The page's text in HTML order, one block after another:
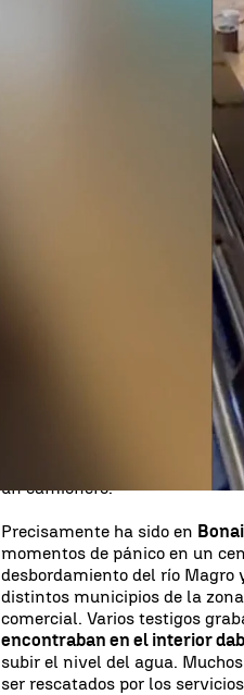
30 de octubre de 2024,
que atraviesa
han
intensas rachas de viento,
La Unidad Militar de
más afectadas y en este
Letur (Albacete)
Guardia Civiles en Paiporta,
un camionero.
Precisamente ha sido en
momentos de pánico en un
desbordamiento del río Magro
distintos municipios de la
comercial. Varios testigos
encontraban en el interior
subir el nivel del agua.
ser rescatados por los